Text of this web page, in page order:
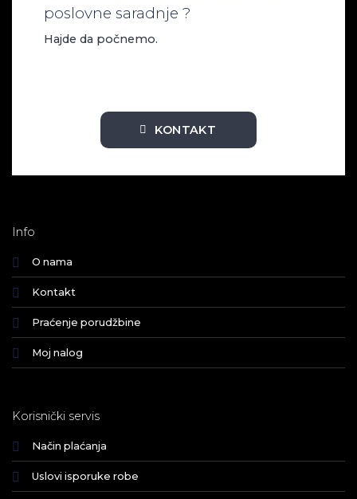
poslovne saradnje ?
Hajde da počnemo.
KONTAKT
Info
O nama
Kontakt
Praćenje porudžbine
Moj nalog
Korisnički servis
Način plaćanja
Uslovi isporuke robe